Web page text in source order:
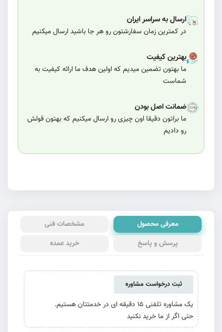
ارسال به سراسر ایران
در کمترین زمان سفارشتون رو هر جا باشید ارسال میکنیم
بهترین کیفیت
ما بهتون تضمین میدیم که اولین هدف ما ارائه کیفیت به
شماست
ضمانت اصل بودن
ما براتون دقیقا اون چیزی رو ارسال میکنیم که بهتون قولش
رو دادیم
معرفی محصول
مشخصات فنی
پرسش و پاسخ
خرید عمده
ثبت درخواست مشاوره
یک مشاوره تلفنی 15 دقیقه ای در خدمتتان هستیم.
حتی اگر از ما خرید نکنید